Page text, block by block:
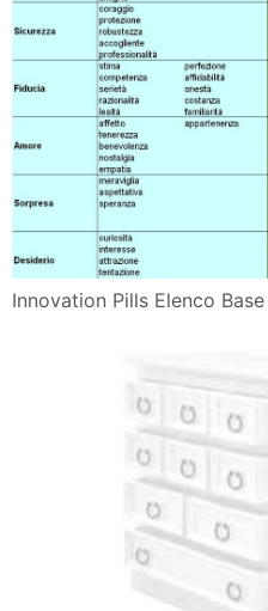
Innovation Pills Elenco